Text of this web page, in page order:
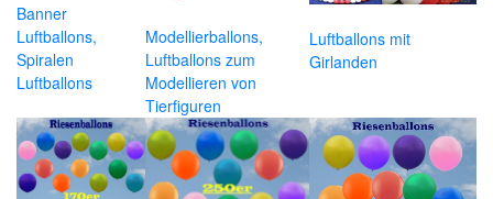
Banner
Luftballons,
Spiralen
Luftballons
Modellierballons,
Luftballons zum
Modellieren von
Tierfiguren
Luftballons mit
Girlanden